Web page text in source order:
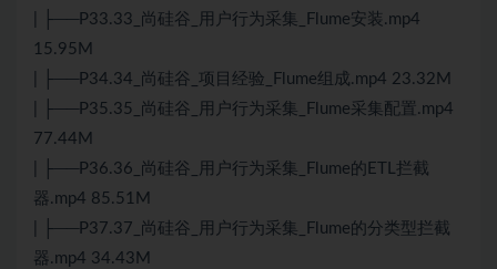
| ├──P33.33_尚硅谷_用户行为采集_Flume安装.mp4
15.95M
| ├──P34.34_尚硅谷_项目经验_Flume组成.mp4 23.32M
| ├──P35.35_尚硅谷_用户行为采集_Flume采集配置.mp4
77.44M
| ├──P36.36_尚硅谷_用户行为采集_Flume的ETL拦截
器.mp4 85.51M
| ├──P37.37_尚硅谷_用户行为采集_Flume的分类型拦截
器.mp4 34.43M